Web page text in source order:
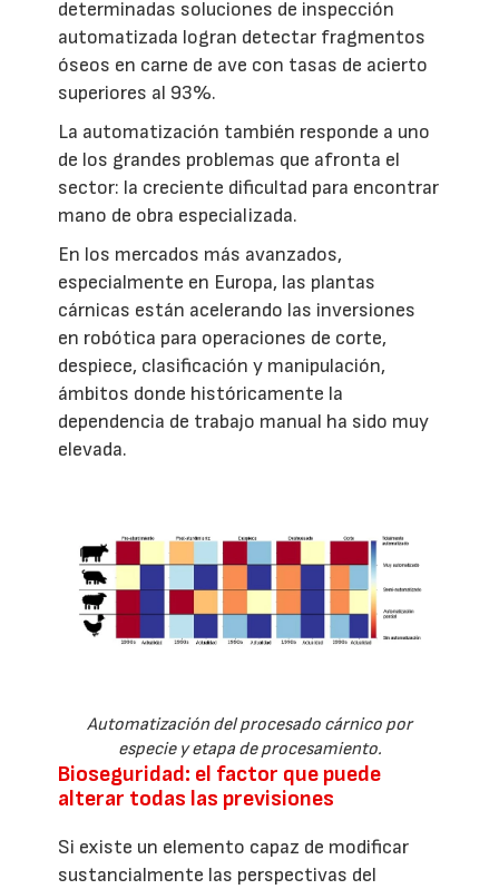
determinadas soluciones de inspección
automatizada logran detectar fragmentos
óseos en carne de ave con tasas de acierto
superiores al 93%.
La automatización también responde a uno
de los grandes problemas que afronta el
sector: la creciente dificultad para encontrar
mano de obra especializada.
En los mercados más avanzados,
especialmente en Europa, las plantas
cárnicas están acelerando las inversiones
en robótica para operaciones de corte,
despiece, clasificación y manipulación,
ámbitos donde históricamente la
dependencia de trabajo manual ha sido muy
elevada.
Automatización del procesado cárnico por
especie y etapa de procesamiento.
Bioseguridad: el factor que puede
alterar todas las previsiones
Si existe un elemento capaz de modificar
sustancialmente las perspectivas del